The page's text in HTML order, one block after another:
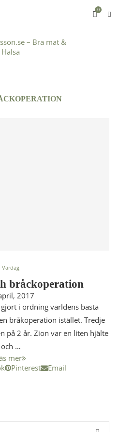
0
Vardag
bråckoperation
2017
i ordning världens bästa
bråkoperation istället. Tredje
på 2 år. Zion var en liten hjälte
och …
mer
Pinterest Email